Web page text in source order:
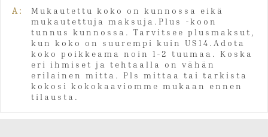
A:
Mukautettu koko on kunnossa eikä
mukautettuja maksuja.Plus -koon
tunnus kunnossa. Tarvitsee plusmaksut,
kun koko on suurempi kuin US14.Adota
koko poikkeama noin 1-2 tuumaa. Koska
eri ihmiset ja tehtaalla on vähän
erilainen mitta. Pls mittaa tai tarkista
kokosi kokokaaviomme mukaan ennen
tilausta.